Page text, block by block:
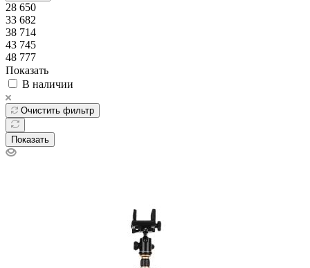
28 650
33 682
38 714
43 745
48 777
Показать
В наличии
Очистить фильтр
Показать